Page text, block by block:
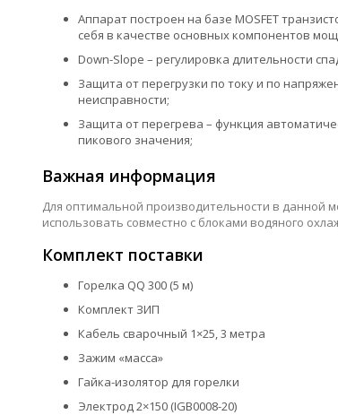
Аппарат построен на базе MOSFET
себя в качестве основных компонентов
Down-Slope – регулировка длительности
Защита от перегрузки по току и по
неисправности;
Защита от перегрева – функция
пикового значения;
Важная информация
Для оптимальной производительности в данной
использовать совместно с блоками водяного
Комплект поставки
Горелка QQ 300 (5 м)
Комплект ЗИП
Кабель сварочный 1×25, 3 метра
Зажим «масса»
Гайка-изолятор для горелки
Электрод 2×150 (IGB0008-20)